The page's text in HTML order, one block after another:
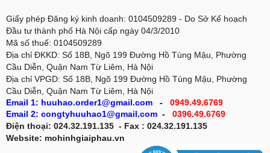
Giấy phép Đăng ký kinh doanh: 0104509289 - Do Sở Kế hoạch
Đầu tư thành phố Hà Nội cấp ngày 04/3/2010
Mã số thuế: 0104509289
Địa chỉ ĐKKD: Số 18B, Ngõ 199 Đường Hồ Tùng Mậu, Phường
Cầu Diễn, Quận Nam Từ Liêm, Hà Nội
Địa chỉ VPGD: Số 18B, Ngõ 199 Đường Hồ Tùng Mậu, Phường
Cầu Diễn, Quận Nam Từ Liêm, Hà Nội
Email 1: huuhao.order1@gmail.com
-
0949.49.6769
Email 2: congtyhuuhao1@gmail.com -
0396.49.6769
Điện thoại: 024.32.191.135 - Fax : 024.32.191.135
Website: mohinhgiaiphau.vn